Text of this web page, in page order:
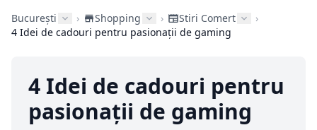
ofere posibilitatea firmel...
București › Shopping › Stiri Comert
›
4 Idei de cadouri pentru pasionații de gaming
4 Idei de cadouri pentru
pasionații de gaming